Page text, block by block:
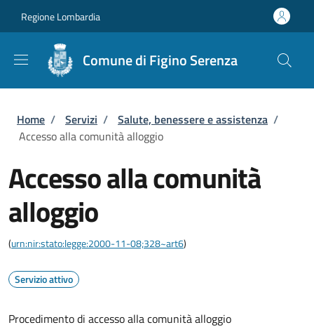
Regione Lombardia
Comune di Figino Serenza
Briciole di pane
Home / Servizi / Salute, benessere e assistenza /
Accesso alla comunità alloggio
Accesso alla comunità
alloggio
(urn:nir:stato:legge:2000-11-08;328~art6)
Servizio attivo
Procedimento di accesso alla comunità alloggio